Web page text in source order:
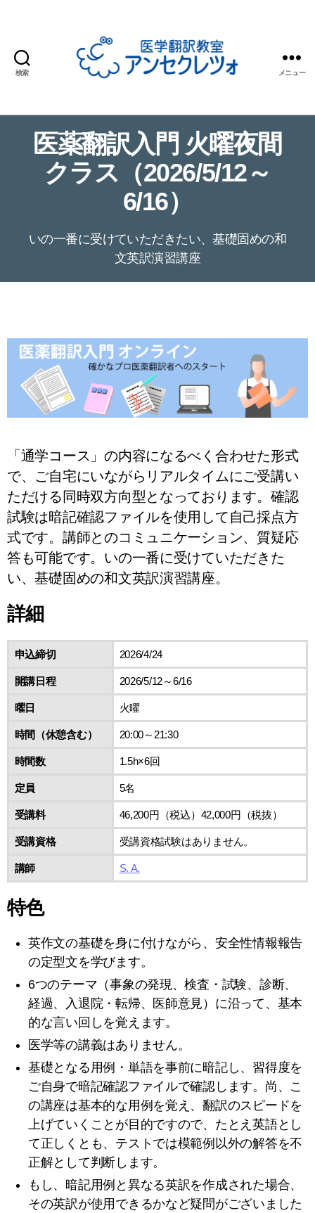
検索
学
翻
訳
教
室
ア
ン
ク
レ
ォ
メニュー
医薬翻訳入門 火曜夜間
クラス（2026/5/12～
6/16）
いの一番に受けていただきたい、基礎固めの和
文英訳演習講座
「通学コース」の内容になるべく合わせた形式
で、ご自宅にいながらリアルタイムにご受講い
ただける同時双方向型となっております。確認
試験は暗記確認ファイルを使用して自己採点方
式です。講師とのコミュニケーション、質疑応
答も可能です。いの一番に受けていただきた
い、基礎固めの和文英訳演習講座。
詳細
申込締切 2026/4/24
開講日程 2026/5/12～6/16
曜日 火曜
時間（休憩含む） 20:00～21:30
時間数 1.5h×6回
定員 5名
受講料 46,200円（税込）42,000円（税抜）
受講資格 受講資格試験はありません。
講師 S. A.
特色
英作文の基礎を身に付けながら、安全性情報報告
の定型文を学びます。
6つのテーマ（事象の発現、検査・試験、診断、
経過、入退院・転帰、医師意見）に沿って、基本
的な言い回しを覚えます。
医学等の講義はありません。
基礎となる用例・単語を事前に暗記し、習得度を
ご自身で暗記確認ファイルで確認します。尚、こ
の講座は基本的な用例を覚え、翻訳のスピードを
上げていくことが目的ですので、たとえ英語とし
て正しくとも、テストでは模範例以外の解答を不
正解として判断します。
もし、暗記用例と異なる英訳を作成された場合、
その英訳が使用できるかなど疑問がございました